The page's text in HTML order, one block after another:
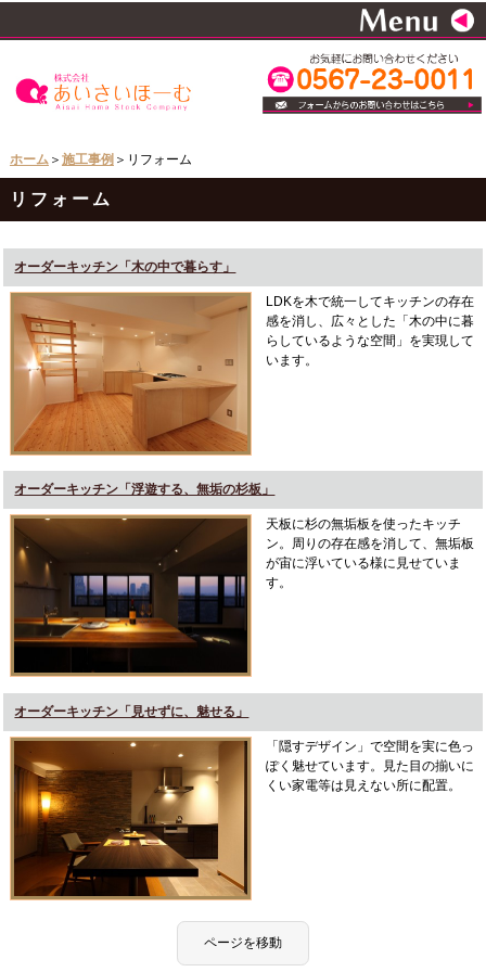
ホーム＞ 施工事例 ＞リフォーム
リフォーム
オーダーキッチン「木の中で暮らす」
LDKを木で統一してキッチンの存在
感を消し、広々とした「木の中に暮
らしているような空間」を実現して
います。
オーダーキッチン「浮遊する、無垢の杉板」
天板に杉の無垢板を使ったキッチ
ン。周りの存在感を消して、無垢板
が宙に浮いている様に見せていま
す。
オーダーキッチン「見せずに、魅せる」
「隠すデザイン」で空間を実に色っ
ぽく魅せています。見た目の揃いに
くい家電等は見えない所に配置。